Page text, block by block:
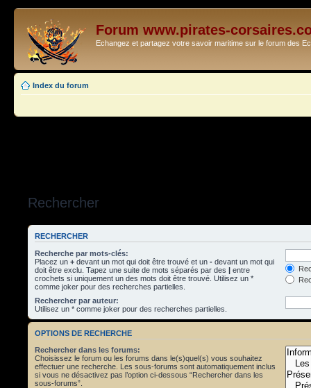
Forum www.pirates-
Echangez et partagez votre savoir maritime sur le forum des
Index du forum
Rechercher
RECHERCHER
Recherche par mots-clés:
Placez un + devant un mot qui doit être trouvé et un - devant un mot qui
doit être exclu. Tapez une suite de mots séparés par des | entre
crochets si uniquement un des mots doit être trouvé. Utilisez un *
comme joker pour des recherches partielles.
Rechercher par auteur:
Utilisez un * comme joker pour des recherches partielles.
OPTIONS DE RECHERCHE
Rechercher dans les forums:
Choisissez le forum ou les forums dans le(s)quel(s) vous souhaitez
effectuer une recherche. Les sous-forums sont automatiquement inclus
si vous ne désactivez pas l’option ci-dessous “Rechercher dans les
sous-forums”.